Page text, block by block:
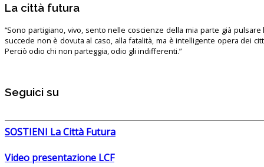
La città futura
“Sono partigiano, vivo, sento nelle coscienze della mia parte già pulsare
succede non è dovuta al caso, alla fatalità, ma è intelligente opera dei
Perciò odio chi non parteggia, odio gli indifferenti.”
Seguici su
SOSTIENI La Città Futura
Video presentazione LCF